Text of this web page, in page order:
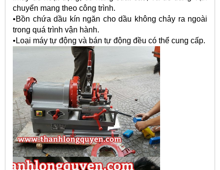
chuyển mang theo công trình.
•Bồn chứa dầu kín ngăn cho dầu không chảy ra ngoài
trong quá trình vận hành.
•Loại máy tự động và bán tự động đều có thể cung cấp.